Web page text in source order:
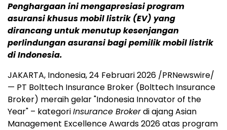
Penghargaan ini mengapresiasi program
asuransi khusus mobil listrik (EV) yang
dirancang untuk menutup kesenjangan
perlindungan asuransi bagi pemilik mobil listrik
di Indonesia.
JAKARTA, Indonesia, 24 Februari 2026 /PRNewswire/
— PT Bolttech Insurance Broker (Bolttech Insurance
Broker) meraih gelar "Indonesia Innovator of the
Year" – kategoriInsurance Brokerdi ajang Asian
Management Excellence Awards 2026 atas program